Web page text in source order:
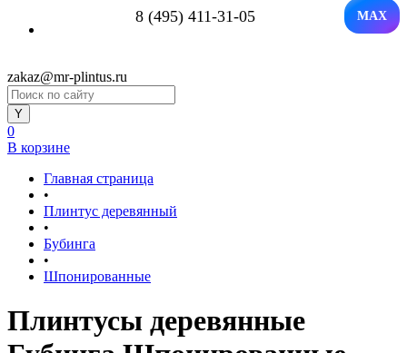
8 (495) 411-31-05 MAX
zakaz@mr-plintus.ru
0
В корзине
Главная страница
•
Плинтус деревянный
•
Бубинга
•
Шпонированные
Плинтусы деревянные